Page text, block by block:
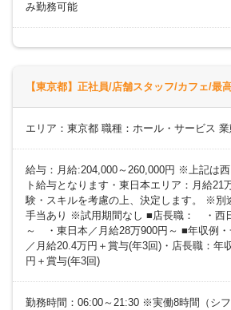
み勤務可能
【東京都】正社員/店舗スタッフ/カフェ/最
エリア：東京都 職種：ホール・サービス
給与：月給:204,000～260,000円 ※上記は
ト給与となります・東日本エリア：月給
験・スキルを考慮の上、決定します。 ※別
手当あり ※試用期間なし ■店長職： ・西
～ ・東日本／月給28万900円～ ■年収例・
／月給20.4万円＋賞与(年3回)・店長職：年
円＋賞与(年3回)
勤務時間：06:00～21:30 ※実働8時間（シ